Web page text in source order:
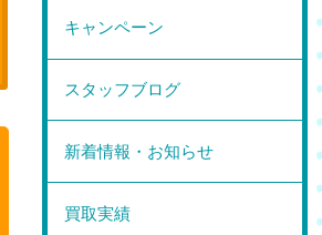
キャンペーン
スタッフブログ
新着情報・お知らせ
買取実績